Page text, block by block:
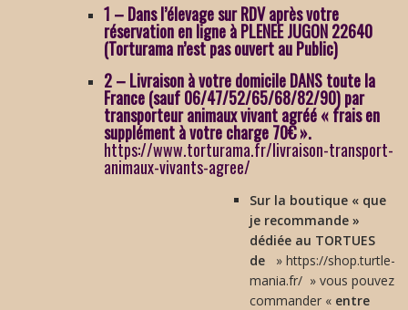
1 – Dans l’élevage sur RDV après votre
réservation en ligne à PLENEE JUGON 22640
(Torturama n’est pas ouvert au Public)
2 – Livraison à votre domicile DANS toute la
France (sauf 06/47/52/65/68/82/90) par
transporteur animaux vivant agréé « frais en
supplément à votre charge 70€ ».
https://www.torturama.fr/livraison-transport-
animaux-vivants-agree/
Sur la boutique « que
je recommande »
dédiée au TORTUES
de
» https://shop.turtle-
mania.fr/ » vous pouvez
commander « entre